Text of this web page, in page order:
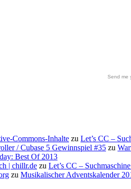
Send me
Commons-Inhalte zu Let’s CC –
/ Cubase 5 Gewinnspiel #35 zu
Best Of 2013
| chillr.de zu Let’s CC –
zu Musikalischer Adventskalender